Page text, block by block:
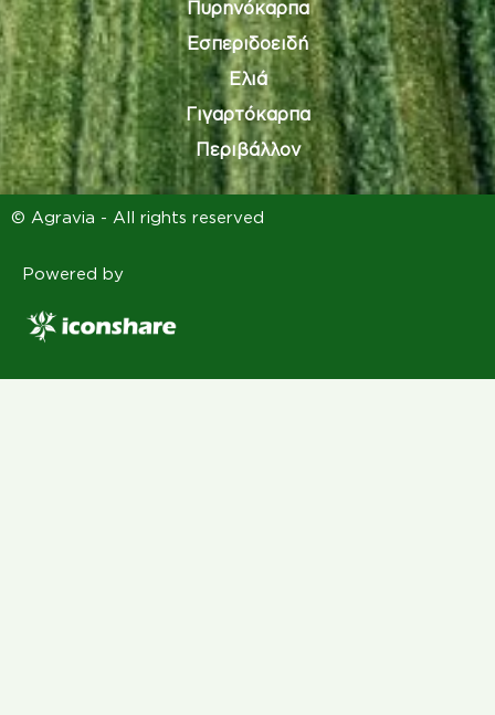
Πυρηνόκαρπα
Εσπεριδοειδή
Ελιά
Γιγαρτόκαρπα
Περιβάλλον
© Agravia - All rights reserved
Powered by